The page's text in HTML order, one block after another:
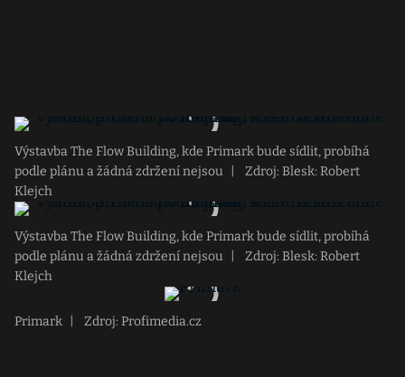
Výstavba The Flow Building, kde Primark bude sídlit, probíhá
podle plánu a žádná zdržení nejsou
Zdroj: Blesk: Robert
Klejch
Výstavba The Flow Building, kde Primark bude sídlit, probíhá
podle plánu a žádná zdržení nejsou
Zdroj: Blesk: Robert
Klejch
Primark Zdroj: Profimedia.cz